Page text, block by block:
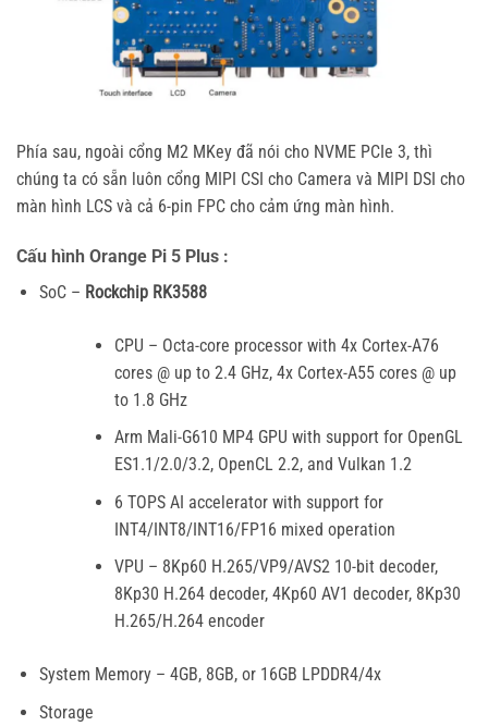
Phía sau, ngoài cổng M2 MKey đã nói cho NVME PCIe 3, thì
chúng ta có sẵn luôn cổng MIPI CSI cho Camera và MIPI DSI cho
màn hình LCS và cả 6-pin FPC cho cảm ứng màn hình.
Cấu hình Orange Pi 5 Plus :
SoC – Rockchip RK3588
CPU – Octa-core processor with 4x Cortex-A76
cores @ up to 2.4 GHz, 4x Cortex-A55 cores @ up
to 1.8 GHz
Arm Mali-G610 MP4 GPU with support for OpenGL
ES1.1/2.0/3.2, OpenCL 2.2, and Vulkan 1.2
6 TOPS AI accelerator with support for
INT4/INT8/INT16/FP16 mixed operation
VPU – 8Kp60 H.265/VP9/AVS2 10-bit decoder,
8Kp30 H.264 decoder, 4Kp60 AV1 decoder, 8Kp30
H.265/H.264 encoder
System Memory – 4GB, 8GB, or 16GB LPDDR4/4x
Storage